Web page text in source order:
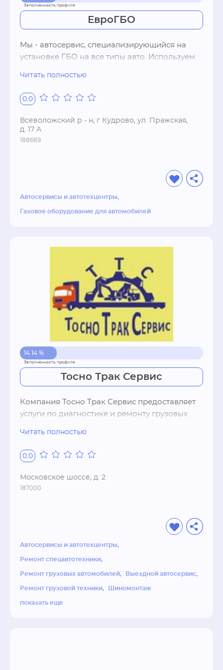
ЕвроГБО
Мы - автосервис, специализирующийся на
установке ГБО на все типы авто. Используем
производится на профессиональном
оборудовании, даем гарантию на работу.
Читать полностью
0.0
Всеволожский р - н, г Кудрово, ул. Пражская,
д. 17 А
188689
Автосервисы и автотехцентры
Газовое оборудование для автомобилей
14.14 %
Тосно Трак Сервис
Компания Тосно Трак Сервис предоставляет
услуги по диагностике и ремонту грузовых
выявить и устранить поломку.
Для вас, мы готовы выполнить ремонт АКПП,
ремонт двигателя, ремонт электронных
двигателей, ремонт подвески, сход-развал,
Также, к вашим услугам грузовой и легковой
шиномонтаж.
Читать полностью
0.0
Московское шоссе, д. 2
187000
Автосервисы и автотехцентры
Ремонт спецавтотехники
Ремонт грузовых автомобилей Выездной автосервис
Ремонт грузовой техники Шиномонтаж
показать еще